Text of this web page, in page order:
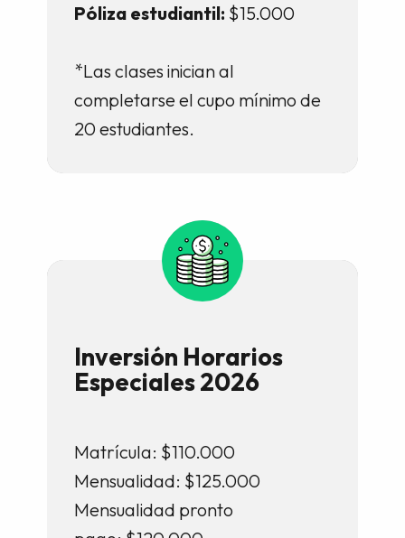
Póliza estudiantil: $15.000
*Las clases inician al
completarse el cupo mínimo de
20 estudiantes.
Inversión Horarios
Especiales 2026
Matrícula: $110.000
Mensualidad: $125.000
Mensualidad pronto